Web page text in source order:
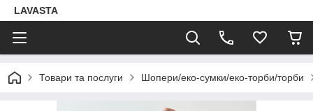
LAVASTA
Товари та послуги Шопери/еко-сумки/еко-торби/торби